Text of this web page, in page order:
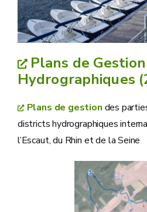
Plans de
Hydrographiques
Plans de gestion des
districts hydrographiques
l’Escaut, du Rhin et de la Seine